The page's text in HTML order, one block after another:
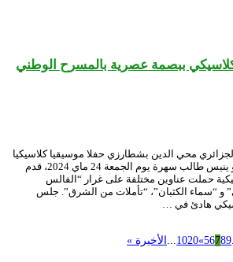
ببصمة عصرية بالمسرح الوطني
محي الدين بشطارزي حفلا موسيقيا كلاسيكيا
من تأليف وآداء عازف البيانو ينيس طالب سهرة يوم الجمعة 24 ماي 2024، قدم
حملت عناوين مختلفة على غرار “الفالس
و “سماء الكثبان”، “تأملات من الشرق”. جلس
هادئ في …
56789
»
1020
... الأخيرة »